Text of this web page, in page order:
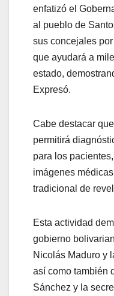
enfatizó el
al pueblo de
sus concejales
que ayudará a
estado,
Expresó.
Cabe destacar
permitirá
para los
imágenes
tradicional de
Esta actividad
gobierno
Nicolás Maduro y
así como también
Sánchez y la